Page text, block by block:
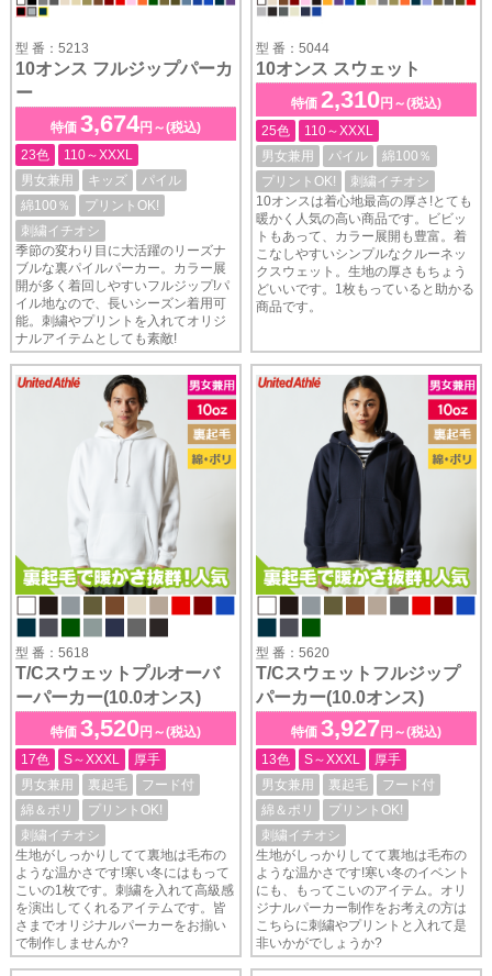
型 番：5213
10オンス フルジップパーカ
ー
特価 3,674円～(税込)
23色
110～XXXL
男女兼用
キッズ
パイル
綿100％
プリントOK!
刺繍イチオシ
季節の変わり目に大活躍のリーズナ
ブルな裏パイルパーカー。カラー展
開が多く着回しやすいフルジップ!パ
イル地なので、長いシーズン着用可
能。刺繍やプリントを入れてオリジ
ナルアイテムとしても素敵!
型 番：5044
10オンス スウェット
特価 2,310円～(税込)
25色
110～XXXL
男女兼用
パイル
綿100％
プリントOK!
刺繍イチオシ
10オンスは着心地最高の厚さ!とても
暖かく人気の高い商品です。ビビッ
トもあって、カラー展開も豊富。着
こなしやすいシンプルなクルーネッ
クスウェット。生地の厚さもちょう
どいいです。1枚もっていると助かる
商品です。
型 番：5618
T/Cスウェットプルオーバ
ーパーカー(10.0オンス)
特価 3,520円～(税込)
17色
S～XXXL
厚手
男女兼用
裏起毛
フード付
綿＆ポリ
プリントOK!
刺繍イチオシ
生地がしっかりしてて裏地は毛布の
ような温かさです!寒い冬にはもって
こいの1枚です。刺繍を入れて高級感
を演出してくれるアイテムです。皆
さまでオリジナルパーカーをお揃い
で制作しませんか?
型 番：5620
T/Cスウェットフルジップ
パーカー(10.0オンス)
特価 3,927円～(税込)
13色
S～XXXL
厚手
男女兼用
裏起毛
フード付
綿＆ポリ
プリントOK!
刺繍イチオシ
生地がしっかりしてて裏地は毛布の
ような温かさです!寒い冬のイベント
にも、もってこいのアイテム。オリ
ジナルパーカー制作をお考えの方は
こちらに刺繍やプリントと入れて是
非いかがでしょうか?